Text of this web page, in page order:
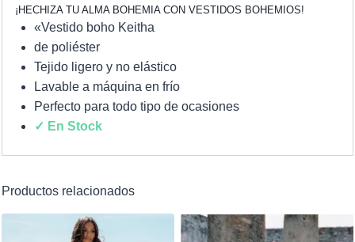
¡HECHIZA TU ALMA BOHEMIA CON VESTIDOS BOHEMIOS!
«Vestido boho Keitha
de poliéster
Tejido ligero y no elástico
Lavable a máquina en frío
Perfecto para todo tipo de ocasiones
✓ En Stock
Productos relacionados